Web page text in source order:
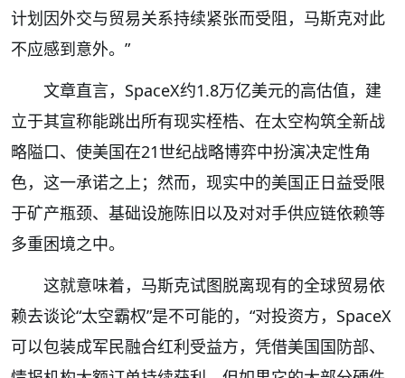
计划因外交与贸易关系持续紧张而受阻，马斯克对此
不应感到意外。”
文章直言，SpaceX约1.8万亿美元的高估值，建
立于其宣称能跳出所有现实桎梏、在太空构筑全新战
略隘口、使美国在21世纪战略博弈中扮演决定性角
色，这一承诺之上；然而，现实中的美国正日益受限
于矿产瓶颈、基础设施陈旧以及对对手供应链依赖等
多重困境之中。
这就意味着，马斯克试图脱离现有的全球贸易依
赖去谈论“太空霸权”是不可能的，“对投资方，SpaceX
可以包装成军民融合红利受益方，凭借美国国防部、